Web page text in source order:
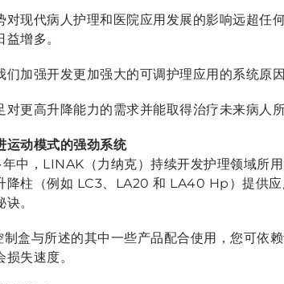
对现代病人护理和医院应用发展的影响远超任
增多。
们加强开发更加强大的可调护理应用的系统原
对更高升降能力的需求并能取得治疗未来病人
运动模式的强劲系统
中，LINAK（力纳克）持续开发护理领域所
降柱（例如 LC3、LA20 和 LA40 Hp）提供
。
制盒与所述的其中一些产品配合使用，您可依
损失速度。